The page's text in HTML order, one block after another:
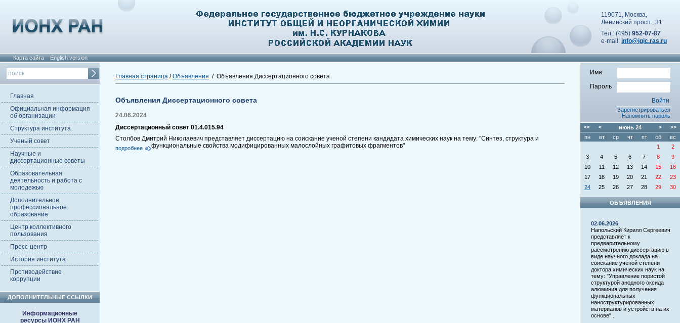
119071, Москва,
Ленинский просп., 31
Тел.: (495) 952-07-87
e-mail: info@igic.ras.ru
Карта сайта English version
Главная
Официальная информация
об организации
Структура института
Ученый совет
Научные и
диссертационные советы
Образовательная
деятельность и работа с
молодежью
Дополнительное
профессиональное
образование
Центр коллективного
пользования
Пресс-центр
История института
Противодействие
коррупции
ДОПОЛНИТЕЛЬНЫЕ ССЫЛКИ
Информационные
ресурсы ИОНХ РАН
Главная страница /Объявления / Объявления Диссертационного совета
Объявления Диссертационного совета
24.06.2024
Диссертационный совет 01.4.015.94
Столбов Дмитрий Николаевич представляет диссертацию на соискание ученой степени кандидата химических наук на тему: "Синтез, структура и
функциональные свойства модифицированных малослойных графитовых фрагментов"
подробнее
Имя
Пароль
Зарегистрироваться
Напомнить пароль
<< < июнь 24 > >>
пн вт ср чт пт сб
вс
1
2
3
4 5 6 7 8
9
10
11 12 13 14 15
16
17
18 19 20 21 22
23
24
25 26 27 28 29 30
ОБЪЯВЛЕНИЯ
02.06.2026
Напольский Кирилл Сергеевич
представляет к
предварительному
рассмотрению диссертацию в
виде научного доклада на
соискание ученой степени
доктора химических наук на
тему: "Управление пористой
структурой анодного оксида
алюминия для получения
функциональных
наноструктурированных
материалов и устройств на их
основе"...